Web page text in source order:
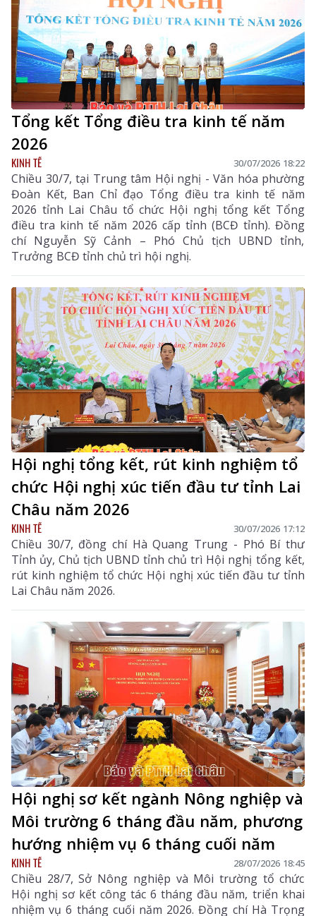
Tổng kết Tổng điều tra kinh tế năm
2026
KINH TẾ 30/07/2026 18:22
Chiều 30/7, tại Trung tâm Hội nghị - Văn hóa phường
Đoàn Kết, Ban Chỉ đạo Tổng điều tra kinh tế năm
2026 tỉnh Lai Châu tổ chức Hội nghị tổng kết Tổng
điều tra kinh tế năm 2026 cấp tỉnh (BCĐ tỉnh). Đồng
chí Nguyễn Sỹ Cảnh – Phó Chủ tịch UBND tỉnh,
Trưởng BCĐ tỉnh chủ trì hội nghị.
Hội nghị tổng kết, rút kinh nghiệm tổ
chức Hội nghị xúc tiến đầu tư tỉnh Lai
Châu năm 2026
KINH TẾ 30/07/2026 17:12
Chiều 30/7, đồng chí Hà Quang Trung - Phó Bí thư
Tỉnh ủy, Chủ tịch UBND tỉnh chủ trì Hội nghị tổng kết,
rút kinh nghiệm tổ chức Hội nghị xúc tiến đầu tư tỉnh
Lai Châu năm 2026.
Hội nghị sơ kết ngành Nông nghiệp và
Môi trường 6 tháng đầu năm, phương
hướng nhiệm vụ 6 tháng cuối năm
KINH TẾ 28/07/2026 18:45
Chiều 28/7, Sở Nông nghiệp và Môi trường tổ chức
Hội nghị sơ kết công tác 6 tháng đầu năm, triển khai
nhiệm vụ 6 tháng cuối năm 2026. Đồng chí Hà Trọng